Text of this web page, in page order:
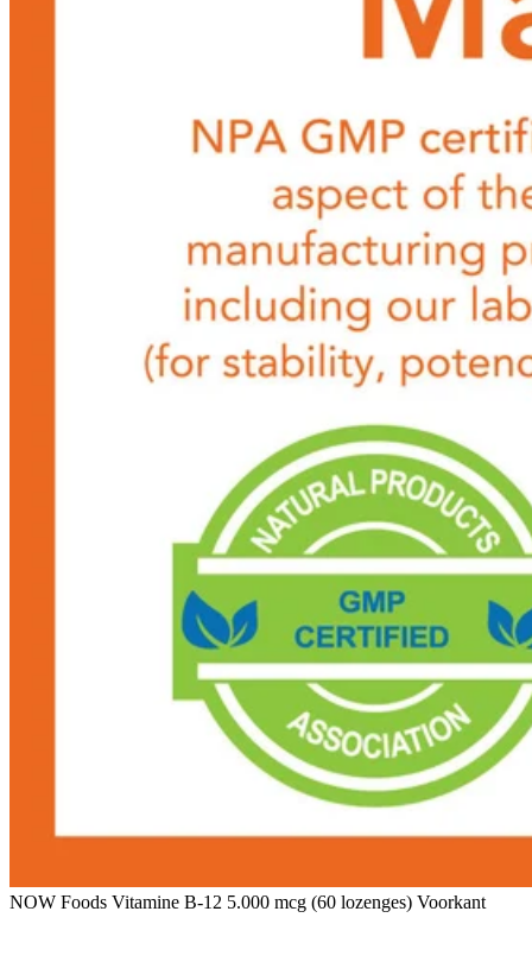
NOW Foods Vitamine B-12 5.000 mcg (60 lozenges) Voorkant